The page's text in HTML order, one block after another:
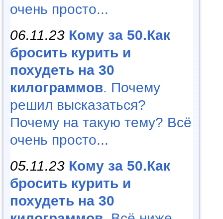
очень просто...
06.11.23 Кому за 50.Как
бросить курить и
похудеть на 30
килограммов. Почему
решил высказаться?
Почему на такую тему? Всё
очень просто...
05.11.23 Кому за 50.Как
бросить курить и
похудеть на 30